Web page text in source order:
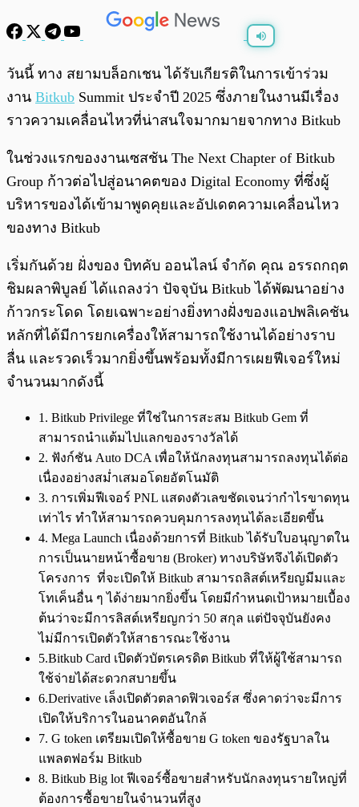
0:00/ 0:00
วันนี้ ทาง สยามบล็อกเชน ได้รับเกียรติในการเข้าร่วม
งาน Bitkub Summit ประจำปี 2025 ซึ่งภายในงานมีเรื่อง
ราวความเคลื่อนไหวที่น่าสนใจมากมายจากทาง Bitkub
ในช่วงแรกของงานเซสชัน The Next Chapter of Bitkub
Group ก้าวต่อไปสู่อนาคตของ Digital Economy ที่ซึ่งผู้
บริหารของได้เข้ามาพูดคุยและอัปเดตความเคลื่อนไหว
ของทาง Bitkub
เริ่มกันด้วย ฝั่งของ บิทคับ ออนไลน์ จำกัด คุณ อรรถกฤต
ชิมผลาพิบูลย์ ได้แถลงว่า ปัจจุบัน Bitkub ได้พัฒนาอย่าง
ก้าวกระโดด โดยเฉพาะอย่างยิ่งทางฝั่งของแอปพลิเคชัน
หลักที่ได้มีการยกเครื่องให้สามารถใช้งานได้อย่างราบ
ลื่น และรวดเร็วมากยิ่งขึ้นพร้อมทั้งมีการเผยฟีเจอร์ใหม่
จำนวนมากดังนี้
1. Bitkub Privilege ที่ใช่ในการสะสม Bitkub Gem ที่
สามารถนำแต้มไปแลกของรางวัลได้
2. ฟังก์ชัน Auto DCA เพื่อให้นักลงทุนสามารถลงทุนได้ต่อ
เนื่องอย่างสม่ำเสมอโดยอัตโนมัติ
3. การเพิ่มฟีเจอร์ PNL แสดงตัวเลขชัดเจนว่ากำไรขาดทุน
เท่าไร ทำให้สามารถควบคุมการลงทุนได้ละเอียดขึ้น
4. Mega Launch เนื่องด้วยการที่ Bitkub ได้รับใบอนุญาตใน
การเป็นนายหน้าซื้อขาย (Broker) ทางบริษัทจึงได้เปิดตัว
โครงการ ที่จะเปิดให้ Bitkub สามารถลิสต์เหรียญมีมและ
โทเค็นอื่น ๆ ได้ง่ายมากยิ่งขึ้น โดยมีกำหนดเป้าหมายเบื้อง
ต้นว่าจะมีการลิสต์เหรียญกว่า 50 สกุล แต่ปัจจุบันยังคง
ไม่มีการเปิดตัวให้สาธารณะใช้งาน
5.Bitkub Card เปิดตัวบัตรเครดิต Bitkub ที่ให้ผู้ใช้สามารถ
ใช้จ่ายได้สะดวกสบายขึ้น
6.Derivative เล็งเปิดตัวตลาดฟิวเจอร์ส ซึ่งคาดว่าจะมีการ
เปิดให้บริการในอนาคตอันใกล้
7. G token เตรียมเปิดให้ซื้อขาย G token ของรัฐบาลใน
แพลตฟอร์ม Bitkub
8. Bitkub Big lot ฟีเจอร์ซื้อขายสำหรับนักลงทุนรายใหญ่ที่
ต้องการซื้อขายในจำนวนที่สูง